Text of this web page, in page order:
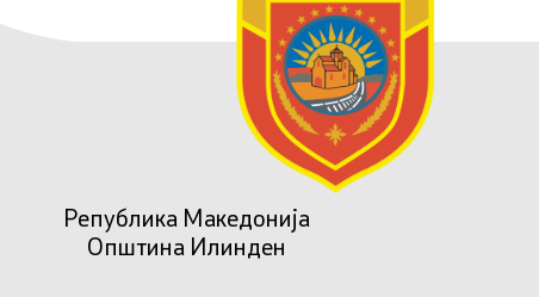
Република Македонија
Општина Илинден